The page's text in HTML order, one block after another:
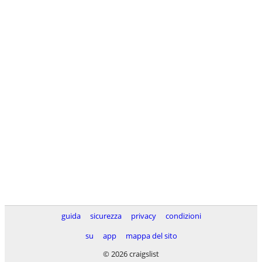
guida sicurezza privacy
condizioni
su
app
mappa del sito
© 2026 craigslist